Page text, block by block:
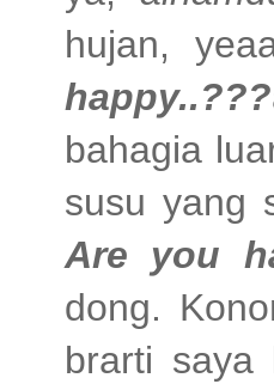
hujan,
happy..???
bahagia
susu yang
Are you
dong.
brarti saya